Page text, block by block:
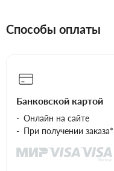
Способы оплаты
Банковской картой
Онлайн на сайте
При получении заказа*